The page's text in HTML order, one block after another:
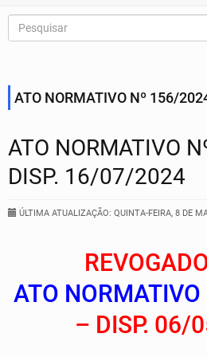
ATO NORMATIVO Nº 156/
ATO NORMATIVO
DISP. 16/07/2024
ÚLTIMA ATUALIZAÇÃO: QUINTA-FEIRA, 8 DE
ATO
– DISP. 06/